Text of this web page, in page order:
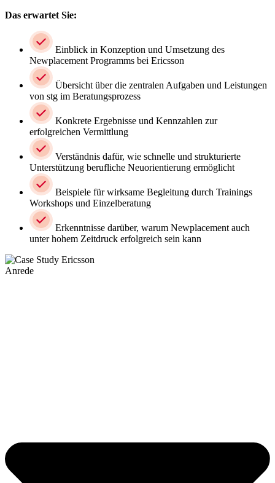
Das erwartet Sie:
Einblick in Konzeption und Umsetzung des
Newplacement Programms bei Ericsson
Übersicht über die zentralen Aufgaben und Leistungen
von stg im Beratungsprozess
Konkrete Ergebnisse und Kennzahlen zur
erfolgreichen Vermittlung
Verständnis dafür, wie schnelle und strukturierte
Unterstützung berufliche Neuorientierung ermöglicht
Beispiele für wirksame Begleitung durch Trainings
Workshops und Einzelberatung
Erkenntnisse darüber, warum Newplacement auch
unter hohem Zeitdruck erfolgreich sein kann
Anrede